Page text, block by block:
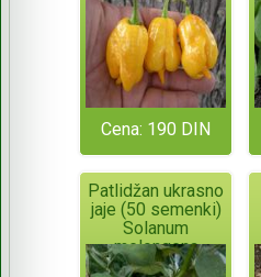
Cena: 190 DIN
Patlidžan ukrasno
jaje (50 semenki)
Solanum
melongena
Golden Egg